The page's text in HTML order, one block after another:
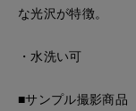
な光沢が特徴。
・水洗い可
■サンプル撮影商品